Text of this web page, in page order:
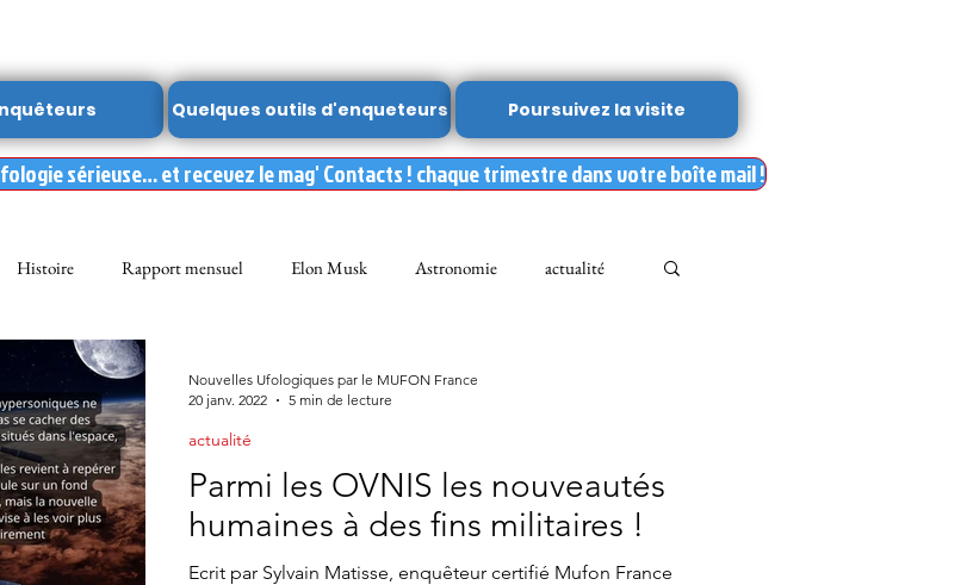
Quelques outils d'enqueteurs Poursuivez la visite
sérieuse… et recevez le mag' Contacts ! chaque trimestre dans votre boîte mail !
Histoire Rapport mensuel Elon Musk Astronomie actualité
spécial MUFON
ARCHIVES
Appel à témoin
Parmi les OVNIS les nouveautés
humaines à des fins militaires !
Ecrit par Sylvain Matisse, enquêteur certifié Mufon France
actualité
Nouvelles Ufologiques par le MUFON France
20 janv. 2022
5 min de lecture